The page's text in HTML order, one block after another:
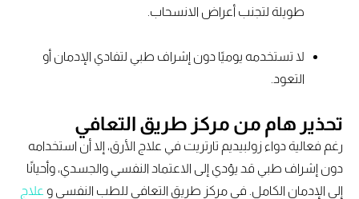
طويلة لتجنب أعراض الانسحاب.
لا تستخدمه يوميًا دون إشراف طبي لتفادي الإدمان أو
التعود.
تحذير هام من مركز طريق التعافي
رغم فعالية دواء زولبيديم تارتريت في علاج الأرق، إلا أن استخدامه
دون إشراف طبي قد يؤدي إلى الاعتماد النفسي والجسدي، وأحيانًا
إلى الإدمان الكامل. في مركز طريق التعافي للطب النفسي وعلاج